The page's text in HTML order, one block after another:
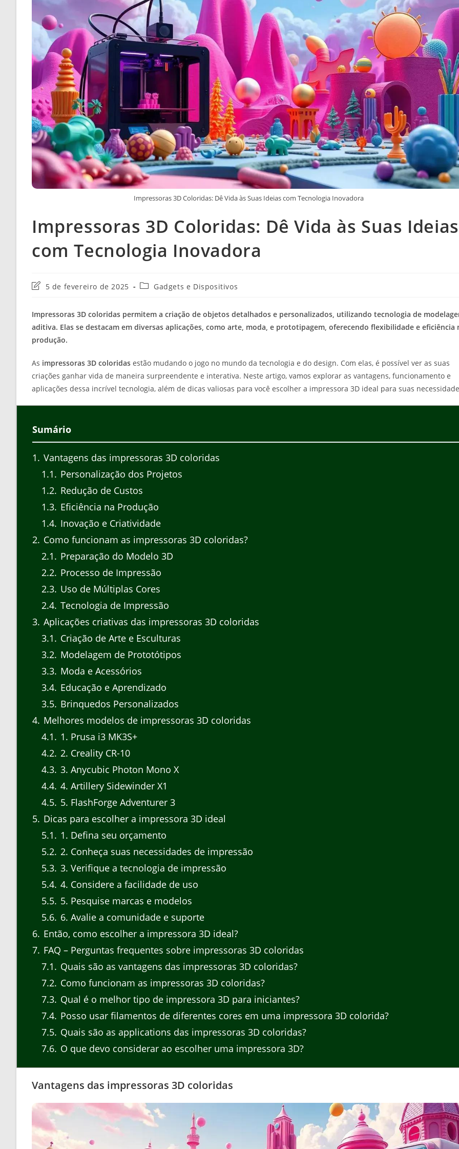
Impressoras 3D Coloridas: Dê Vida às Suas Ideias com Tecnologia Inovadora
Impressoras 3D Coloridas: Dê Vida às Suas Ideias
com Tecnologia Inovadora
Última
post:
5 de fevereiro de 2025
Categoria
Gadgets e Dispositivos
Impressoras 3D coloridas permitem a criação de objetos detalhados e personalizados, utilizando tecnologia de
aditiva. Elas se destacam em diversas aplicações, como arte, moda, e prototipagem, oferecendo flexibilidade e eficiência
produção.
As impressoras 3D coloridas estão mudando o jogo no mundo da tecnologia e do design. Com elas, é possível ver as suas
criações ganhar vida de maneira surpreendente e interativa. Neste artigo, vamos explorar as vantagens, funcionamento e
aplicações dessa incrível tecnologia, além de dicas valiosas para você escolher a impressora 3D ideal para suas
Sumário
1
Vantagens das impressoras 3D coloridas
1.1
Personalização dos Projetos
1.2 Redução de Custos
1.3 Eficiência na Produção
1.4 Inovação e Criatividade
2 Como funcionam as impressoras 3D coloridas?
2.1
Preparação do Modelo 3D
2.2 Processo de Impressão
2.3 Uso de Múltiplas Cores
2.4 Tecnologia de Impressão
3 Aplicações criativas das impressoras 3D coloridas
3.1
Criação de Arte e Esculturas
3.2 Modelagem de Prototótipos
3.3 Moda e Acessórios
3.4 Educação e Aprendizado
3.5 Brinquedos Personalizados
4 Melhores modelos de impressoras 3D coloridas
4.1
1. Prusa i3 MK3S+
4.2 2. Creality CR-10
4.3 3. Anycubic Photon Mono X
4.4 4. Artillery Sidewinder X1
4.5 5. FlashForge Adventurer 3
5 Dicas para escolher a impressora 3D ideal
5.1
1. Defina seu orçamento
5.2 2. Conheça suas necessidades de impressão
5.3 3. Verifique a tecnologia de impressão
5.4 4. Considere a facilidade de uso
5.5 5. Pesquise marcas e modelos
5.6 6. Avalie a comunidade e suporte
6 Então, como escolher a impressora 3D ideal?
7 FAQ – Perguntas frequentes sobre impressoras 3D coloridas
7.1
Quais são as vantagens das impressoras 3D coloridas?
7.2 Como funcionam as impressoras 3D coloridas?
7.3 Qual é o melhor tipo de impressora 3D para iniciantes?
7.4 Posso usar filamentos de diferentes cores em uma impressora 3D colorida?
7.5 Quais são as applications das impressoras 3D coloridas?
7.6 O que devo considerar ao escolher uma impressora 3D?
Vantagens das impressoras 3D coloridas